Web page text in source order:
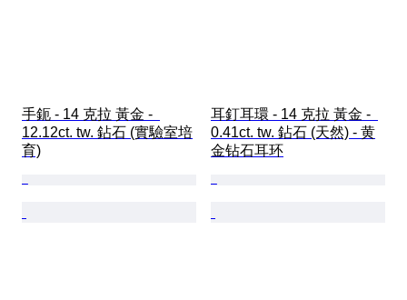
手鈪 - 14 克拉 黃金 -
12.12ct. tw. 鉆石 (實驗室培
育)
耳釘耳環 - 14 克拉 黃金 -
0.41ct. tw. 鉆石 (天然) - 黄
金钻石耳环